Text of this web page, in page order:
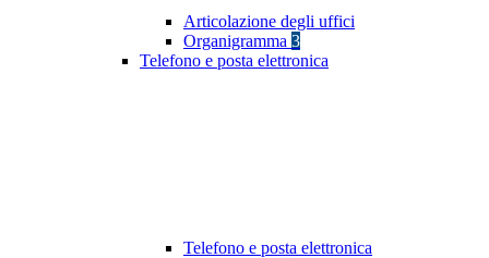
Articolazione degli uffici
Organigramma 3
Telefono e posta elettronica
Telefono e posta elettronica